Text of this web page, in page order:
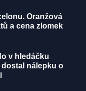
Oranžová
a cena zlomek
v hledáčku
nálepku o